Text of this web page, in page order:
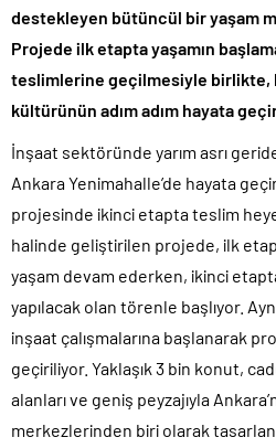
destekleyen bütüncül bir yaşam
Projede ilk etapta yaşamın
teslimlerine geçilmesiyle birlikte,
kültürünün adım adım hayata
İnşaat sektöründe yarım asrı
Ankara Yenimahalle’de hayata
projesinde ikinci etapta teslim
halinde geliştirilen projede, ilk
yaşam devam ederken, ikinci
yapılacak olan törenle başlıyor.
inşaat çalışmalarına başlanarak
geçiriliyor. Yaklaşık 3 bin konut,
alanları ve geniş peyzajıyla
merkezlerinden biri olarak